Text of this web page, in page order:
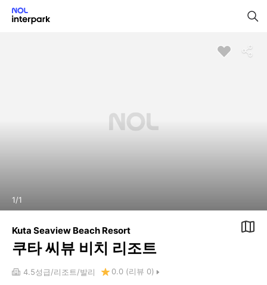
1/1
Kuta Seaview Beach Resort
쿠타 씨뷰 비치 리조트
4.5성급 리조트 발리 0.0 (리뷰 0)